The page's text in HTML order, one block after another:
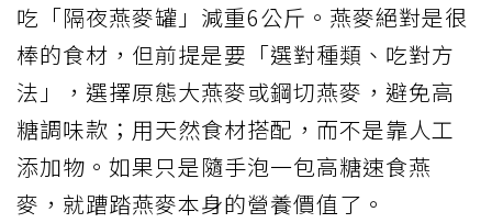
吃「隔夜燕麥罐」減重6公斤。燕麥絕對是很
棒的食材，但前提是要「選對種類、吃對方
法」，選擇原態大燕麥或鋼切燕麥，避免高
糖調味款；用天然食材搭配，而不是靠人工
添加物。如果只是隨手泡一包高糖速食燕
麥，就蹧踏燕麥本身的營養價值了。